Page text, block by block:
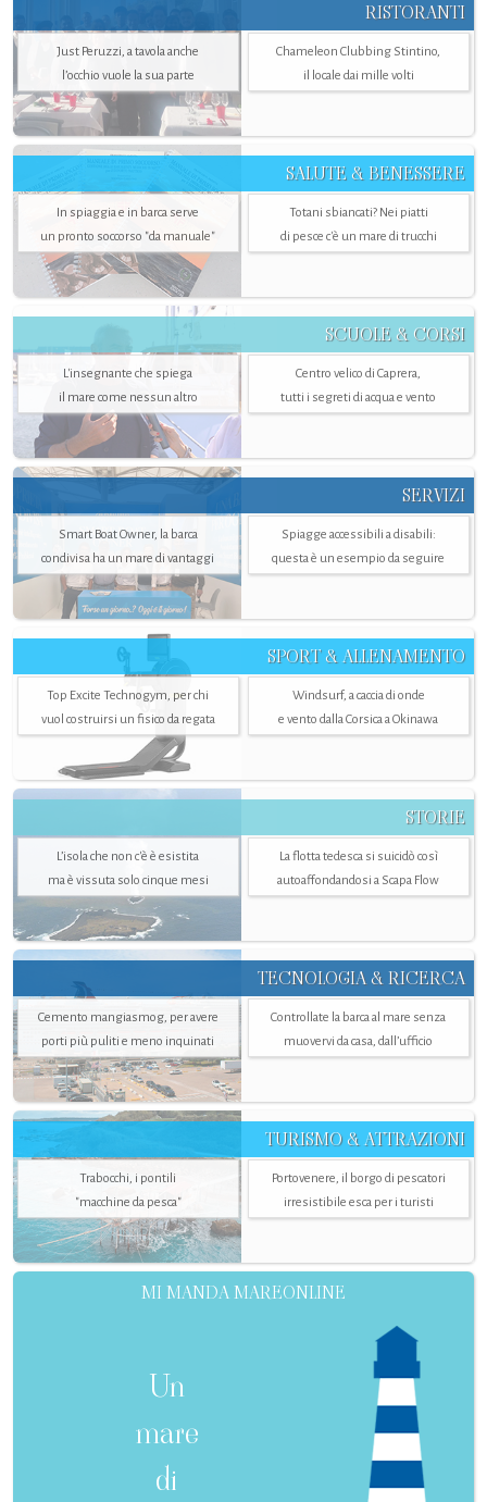
RISTORANTI
Just Peruzzi, a tavola anche
l’occhio vuole la sua parte
Chameleon Clubbing Stintino,
il locale dai mille volti
SALUTE & BENESSERE
In spiaggia e in barca serve
un pronto soccorso "da manuale"
Totani sbiancati? Nei piatti
di pesce c'è un mare di trucchi
SCUOLE & CORSI
L'insegnante che spiega
il mare come nessun altro
Centro velico di Caprera,
tutti i segreti di acqua e vento
SERVIZI
Smart Boat Owner, la barca
condivisa ha un mare di vantaggi
Spiagge accessibili a disabili:
questa è un esempio da seguire
SPORT & ALLENAMENTO
Top Excite Technogym, per chi
vuol costruirsi un fisico da regata
Windsurf, a caccia di onde
e vento dalla Corsica a Okinawa
STORIE
L’isola che non c'è è esistita
ma è vissuta solo cinque mesi
La flotta tedesca si suicidò così
autoaffondandosi a Scapa Flow
TECNOLOGIA & RICERCA
Cemento mangiasmog, per avere
porti più puliti e meno inquinati
Controllate la barca al mare senza
muovervi da casa, dall’ufficio
TURISMO & ATTRAZIONI
Trabocchi, i pontili
"macchine da pesca"
Portovenere, il borgo di pescatori
irresistibile esca per i turisti
MI MANDA MAREONLINE
Un
mare
di